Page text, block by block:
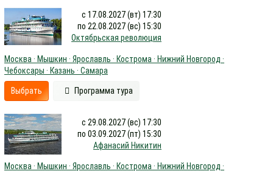
с 17.08.2027 (вт) 17:30
по 22.08.2027 (вс) 15:30
Октябрьская революция
Москва · Мышкин · Ярославль · Кострома · Нижний Новгород ·
Чебоксары · Казань · Самара
Выбрать Программа тура
с 29.08.2027 (вс) 17:30
по 03.09.2027 (пт) 15:30
Афанасий Никитин
Москва · Мышкин · Ярославль · Кострома · Нижний Новгород ·